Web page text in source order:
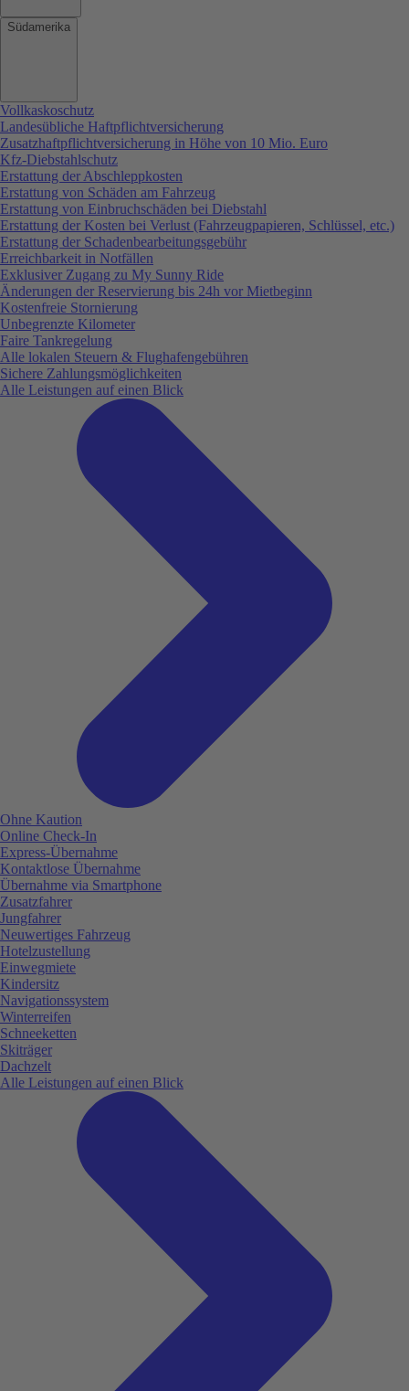
Südamerika
Vollkaskoschutz
Landesübliche Haftpflichtversicherung
Zusatzhaftpflichtversicherung in Höhe von 10 Mio. Euro
Kfz-Diebstahlschutz
Erstattung der Abschleppkosten
Erstattung von Schäden am Fahrzeug
Erstattung von Einbruchschäden bei Diebstahl
Erstattung der Kosten bei Verlust (Fahrzeugpapieren, Schlüssel, etc.)
Erstattung der Schadenbearbeitungsgebühr
Erreichbarkeit in Notfällen
Exklusiver Zugang zu My Sunny Ride
Änderungen der Reservierung bis 24h vor Mietbeginn
Kostenfreie Stornierung
Unbegrenzte Kilometer
Faire Tankregelung
Alle lokalen Steuern & Flughafengebühren
Sichere Zahlungsmöglichkeiten
Alle Leistungen auf einen Blick
Ohne Kaution
Online Check-In
Express-Übernahme
Kontaktlose Übernahme
Übernahme via Smartphone
Zusatzfahrer
Jungfahrer
Neuwertiges Fahrzeug
Hotelzustellung
Einwegmiete
Kindersitz
Navigationssystem
Winterreifen
Schneeketten
Skiträger
Dachzelt
Alle Leistungen auf einen Blick